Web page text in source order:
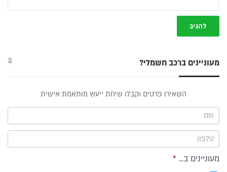
מעוניינים ברכב חשמלי?
תפריט
צד
השאירו פרטים וקבלו שיחת ייעוץ מותאמת אישית
מעוניינים ב... *